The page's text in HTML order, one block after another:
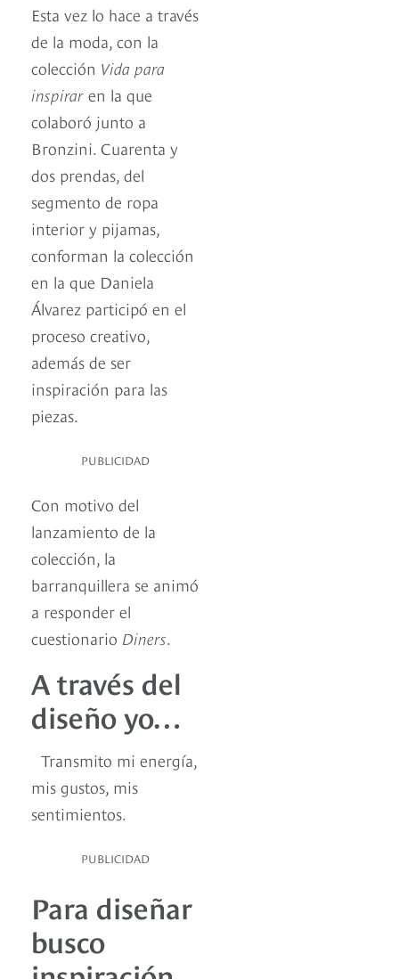
Esta vez lo hace a través
de la moda, con la
colección Vida para
inspirar en la que
colaboró junto a
Bronzini. Cuarenta y
dos prendas, del
segmento de ropa
interior y pijamas,
conforman la colección
en la que Daniela
Álvarez participó en el
proceso creativo,
además de ser
inspiración para las
piezas.
PUBLICIDAD
Con motivo del
lanzamiento de la
colección, la
barranquillera se animó
a responder el
cuestionario Diners.
A través del
diseño yo…
Transmito mi energía,
mis gustos, mis
sentimientos.
PUBLICIDAD
Para diseñar
busco